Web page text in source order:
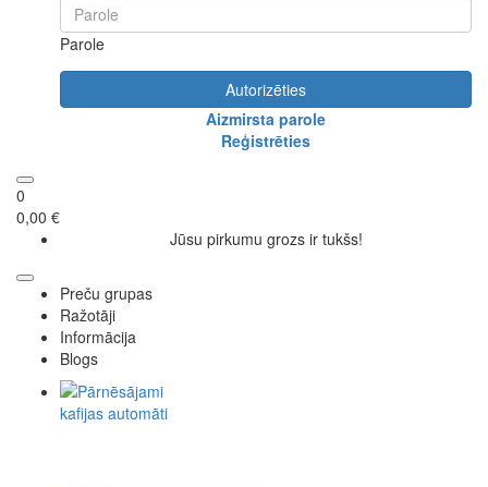
Parole
Autorizēties
Aizmirsta parole
Reģistrēties
0
0,00 €
Jūsu pirkumu grozs ir tukšs!
Preču grupas
Ražotāji
Informācija
Blogs